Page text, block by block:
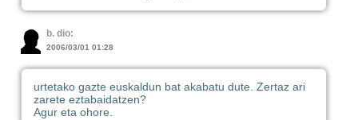
b. dio:
2006/03/01 01:28
urtetako gazte euskaldun bat akabatu dute. Zertaz ari
zarete eztabaidatzen?
Agur eta ohore.